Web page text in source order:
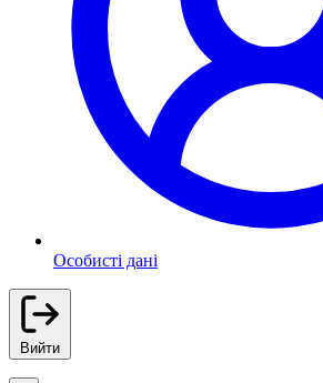
Особисті дані
Вийти